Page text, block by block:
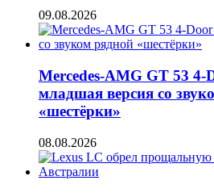
09.08.2026
Mercedes-AMG GT 53 4-
младшая версия со
«шестёрки»
08.08.2026